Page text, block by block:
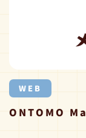
WEB
ONTOMO